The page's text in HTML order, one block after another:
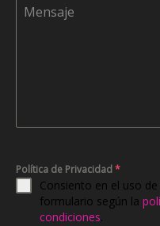
Mensaje
Política de Privacidad *
Consiento en el uso
formulario según la
condiciones.